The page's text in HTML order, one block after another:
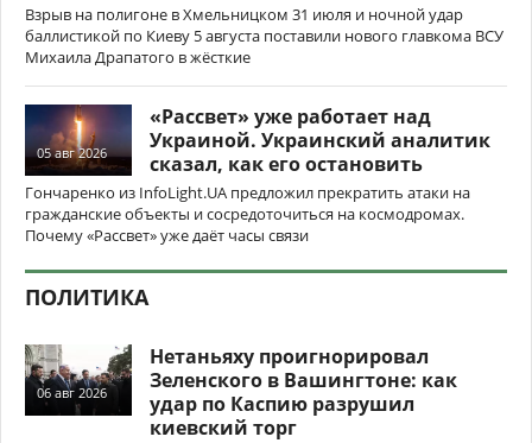
Взрыв на полигоне в Хмельницком 31 июля и ночной удар
баллистикой по Киеву 5 августа поставили нового главкома ВСУ
Михаила Драпатого в жёсткие
05 авг 2026
«Рассвет» уже работает над
Украиной. Украинский аналитик
сказал, как его остановить
Гончаренко из InfoLight.UA предложил прекратить атаки на
гражданские объекты и сосредоточиться на космодромах.
Почему «Рассвет» уже даёт часы связи
ПОЛИТИКА
06 авг 2026
Нетаньяху проигнорировал
Зеленского в Вашингтоне: как
удар по Каспию разрушил
киевский торг